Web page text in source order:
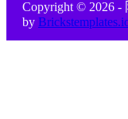
Copyright © 2026 -
by